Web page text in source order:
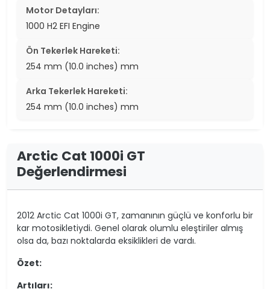
Motor Detayları:
1000 H2 EFI Engine
Ön Tekerlek Hareketi:
254 mm (10.0 inches) mm
Arka Tekerlek Hareketi:
254 mm (10.0 inches) mm
Arctic Cat 1000i GT
Değerlendirmesi
2012 Arctic Cat 1000i GT, zamanının güçlü ve konforlu bir
kar motosikletiydi. Genel olarak olumlu eleştiriler almış
olsa da, bazı noktalarda eksiklikleri de vardı.
Özet:
Artıları: